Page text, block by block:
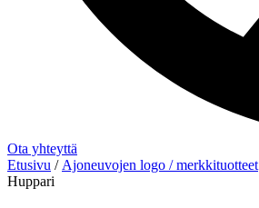
Ota yhteyttä
Etusivu / Ajoneuvojen logo / merkkituotteet
Huppari